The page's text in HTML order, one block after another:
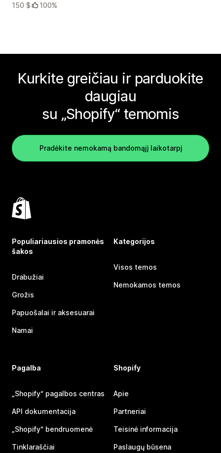
150 $
100%
Kurkite greičiau ir parduokite
daugiau
su „Shopify“ temomis
Pradėkite nemokamą bandomąjį laikotarpį
Populiariausios pramonės
šakos
Drabužiai
Grožis
Papuošalai ir aksesuarai
Namai
Kategorijos
Visos temos
Nemokamos temos
Pagalba
„Shopify“ pagalbos centras
API dokumentacija
„Shopify“ bendruomenė
Tinklaraščiai
Shopify
Apie
Partneriai
Teisinė informacija
Paslaugų būsena